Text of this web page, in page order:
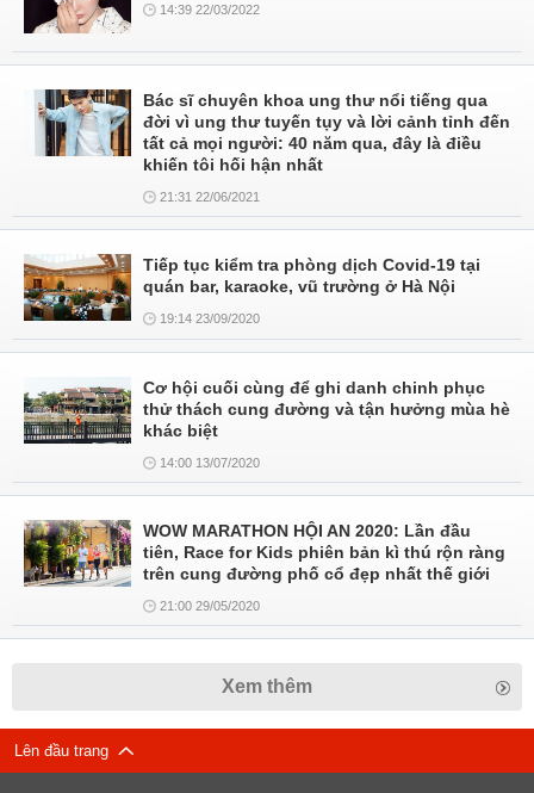
14:39 22/03/2022
Bác sĩ chuyên khoa ung thư nổi tiếng qua
đời vì ung thư tuyến tụy và lời cảnh tỉnh đến
tất cả mọi người: 40 năm qua, đây là điều
khiến tôi hối hận nhất
21:31 22/06/2021
Tiếp tục kiểm tra phòng dịch Covid-19 tại
quán bar, karaoke, vũ trường ở Hà Nội
19:14 23/09/2020
Cơ hội cuối cùng để ghi danh chinh phục
thử thách cung đường và tận hưởng mùa hè
khác biệt
14:00 13/07/2020
WOW MARATHON HỘI AN 2020: Lần đầu
tiên, Race for Kids phiên bản kì thú rộn ràng
trên cung đường phố cổ đẹp nhất thế giới
21:00 29/05/2020
Xem thêm
Lên đầu trang